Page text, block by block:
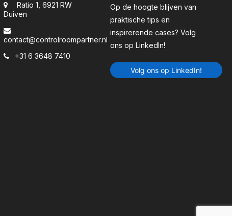
Ratio 1, 6921 RW
Duiven
contact@controlroompartner.nl
+31 6 3648 7410
Op de hoogte blijven van
praktische tips en
inspirerende cases? Volg
ons op LinkedIn!
Volg ons op LinkedIn!